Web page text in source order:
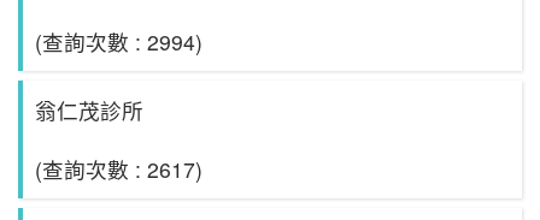
(查詢次數 : 2994)
翁仁茂診所
(查詢次數 : 2617)